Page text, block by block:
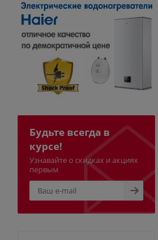
Будьте всегда в
курсе!
Узнавайте о скидках и акциях
первым